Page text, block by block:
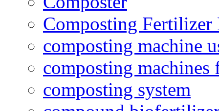
Composting
composting machine
composting
composting system